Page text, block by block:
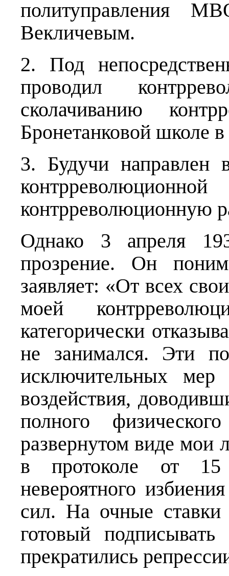
политуправления
Векличевым.
2. Под
проводил
сколачиванию
Бронетанковой школе в
3. Будучи направлен
контрреволюционную
Однако 3 апреля
прозрение. Он
заявляет: «От всех
моей
категорически
не занимался. Эти
исключительных мер
воздействия,
полного
развернутом виде мои
в протоколе от
невероятного
сил. На очные ставки
готовый
прекратились